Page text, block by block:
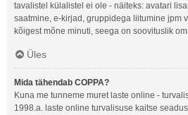
tavalistel külalistel ei ole - näiteks: avatari
saatmine, e-kirjad, gruppidega liitumine jpm
kõigest mõne minuti, seega on soovituslik
Üles
Mida tähendab COPPA?
Kuna me tunneme muret laste online -
1998.a. laste online turvalisuse kaitse